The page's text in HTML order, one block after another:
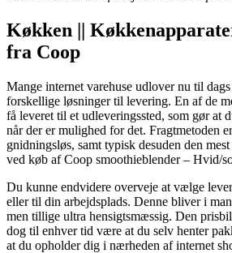
Køkken ||
fra Coop
Mange internet varehuse udlover nu til
forskellige løsninger til levering. En af de
få leveret til et udleveringssted, som gør at
når der er mulighed for det. Fragtmetoden
gnidningsløs, samt typisk desuden den
ved køb af Coop smoothieblender – Hvid/
Du kunne endvidere overveje at vælge
eller til din arbejdsplads. Denne bliver i
men tillige ultra hensigtsmæssig. Den
dog til enhver tid være at du selv henter
at du opholder dig i nærheden af internet